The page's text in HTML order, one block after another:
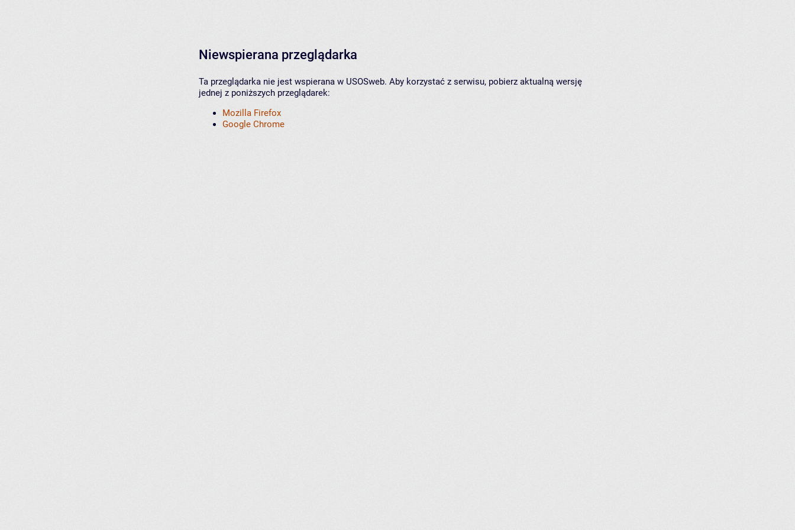
Niewspierana przeglądarka
Ta przeglądarka nie jest wspierana w USOSweb. Aby korzystać z serwisu, pobierz aktualną wersję
jednej z poniższych przeglądarek:
Mozilla Firefox
Google Chrome